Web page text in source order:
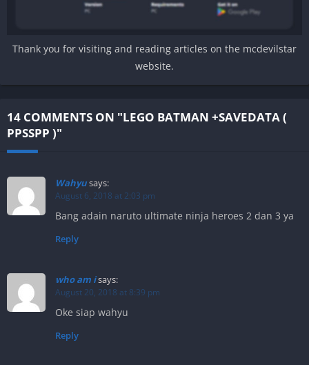
Thank you for visiting and reading articles on the mcdevilstar
website.
14 COMMENTS ON "LEGO BATMAN +SAVEDATA (
PPSSPP )"
Wahyusays:
August 6, 2018 at 2:03 pm
Bang adain naruto ultimate ninja heroes 2 dan 3 ya
Reply
who am isays:
August 20, 2018 at 8:39 pm
Oke siap wahyu
Reply